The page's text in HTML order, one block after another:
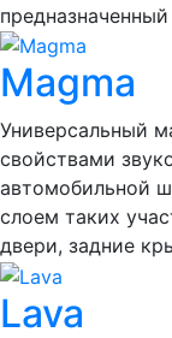
Magma
Универсальный
свойствами
автомобильной
слоем таких
двери, задние
Lava